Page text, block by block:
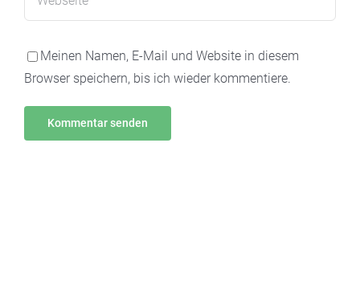
Meinen Namen, E-Mail und Website in diesem
Browser speichern, bis ich wieder kommentiere.